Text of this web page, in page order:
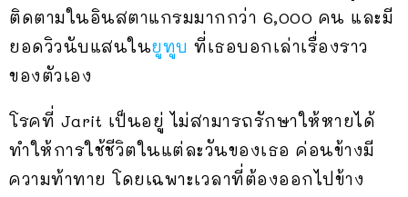
ติดตามในอินสตาแกรมมากกว่า 6,000 คน และมี
ยอดวิวนับแสนในยูทูบ ที่เธอบอกเล่าเรื่องราว
ของตัวเอง
โรคที่ Jarit เป็นอยู่ ไม่สามารถรักษาให้หายได้
ทำให้การใช้ชีวิตในแต่ละวันของเธอ ค่อนข้างมี
ความท้าทาย โดยเฉพาะเวลาที่ต้องออกไปข้าง